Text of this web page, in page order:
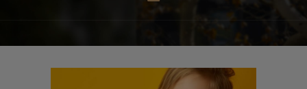
EQUIPO